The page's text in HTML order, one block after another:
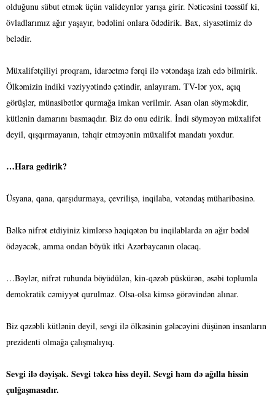
olduğunu sübut etmək üçün valideynlər yarışa girir. Nəticəsini təəssüf ki,
övladlarımız ağır yaşayır, bədəlini onlara ödədirik. Bax, siyasətimiz də
belədir.
Müxalifətçiliyi proqram, idarəetmə fərqi ilə vətəndaşa izah edə bilmirik.
Ölkəmizin indiki vəziyyətində çətindir, anlayıram. TV-lər yox, açıq
görüşlər, münasibətlər qurmağa imkan verilmir. Asan olan söyməkdir,
kütlənin damarını basmaqdır. Biz də onu edirik. İndi söyməyən müxalifət
deyil, qışqırmayanın, təhqir etməyənin müxalifət mandatı yoxdur.
…Hara gedirik?
Üsyana, qana, qarşıdurmaya, çevrilişə, inqilaba, vətəndaş müharibəsinə.
Bəlkə nifrət etdiyiniz kimlərsə həqiqətən bu inqilablarda ən ağır bədəl
ödəyəcək, amma ondan böyük itki Azərbaycanın olacaq.
…Bəylər, nifrət ruhunda böyüdülən, kin-qəzəb püskürən, əsəbi toplumla
demokratik cəmiyyət qurulmaz. Olsa-olsa kimsə görəvindən alınar.
Biz qəzəbli kütlənin deyil, sevgi ilə ölkəsinin gələcəyini düşünən insanların
prezidenti olmağa çalışmalıyıq.
Sevgi ilə dəyişək. Sevgi təkcə hiss deyil. Sevgi həm də ağılla hissin
çulğaşmasıdır.